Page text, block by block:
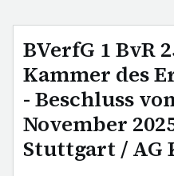
BVerfG 1 BvR
Kammer des
- Beschluss
November
Stuttgart / AG